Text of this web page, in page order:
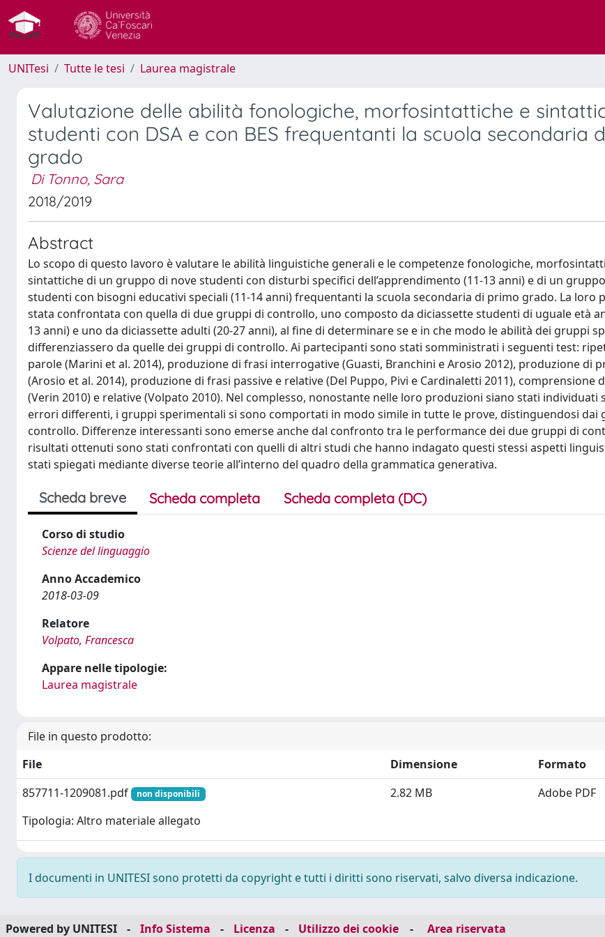
UNITesi Tutte le tesi Laurea magistrale
Valutazione delle abilità fonologiche, morfosintattiche e
studenti con DSA e con BES frequentanti la scuola secondaria
grado
Di Tonno, Sara
2018/2019
Abstract
Lo scopo di questo lavoro è valutare le abilità linguistiche generali e le competenze fonologiche,
sintattiche di un gruppo di nove studenti con disturbi specifici dell’apprendimento (11-13 anni) e di un
studenti con bisogni educativi speciali (11-14 anni) frequentanti la scuola secondaria di primo grado. La loro
stata confrontata con quella di due gruppi di controllo, uno composto da diciassette studenti di uguale età
13 anni) e uno da diciassette adulti (20-27 anni), al fine di determinare se e in che modo le abilità dei gruppi
differenziassero da quelle dei gruppi di controllo. Ai partecipanti sono stati somministrati i seguenti test:
parole (Marini et al. 2014), produzione di frasi interrogative (Guasti, Branchini e Arosio 2012), produzione di
(Arosio et al. 2014), produzione di frasi passive e relative (Del Puppo, Pivi e Cardinaletti 2011), comprensione
(Verin 2010) e relative (Volpato 2010). Nel complesso, nonostante nelle loro produzioni siano stati individuati
errori differenti, i gruppi sperimentali si sono comportati in modo simile in tutte le prove, distinguendosi dai
controllo. Differenze interessanti sono emerse anche dal confronto tra le performance dei due gruppi di
risultati ottenuti sono stati confrontati con quelli di altri studi che hanno indagato questi stessi aspetti
stati spiegati mediante diverse teorie all’interno del quadro della grammatica generativa.
Scheda breve Scheda completa Scheda completa (DC)
Corso di studio
Scienze del linguaggio
Anno Accademico
2018-03-09
Relatore
Volpato, Francesca
Appare nelle tipologie:
Laurea magistrale
File in questo prodotto:
File
Dimensione
Formato
857711-1209081.pdf
non disponibili
Tipologia: Altro materiale allegato
2.82 MB Adobe PDF
I documenti in UNITESI sono protetti da copyright e tutti i diritti sono riservati, salvo diversa indicazione.
Powered by UNITESI - Info Sistema - Licenza - Utilizzo dei cookie - Area riservata